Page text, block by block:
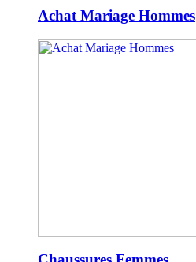
Achat Mariage Hommes